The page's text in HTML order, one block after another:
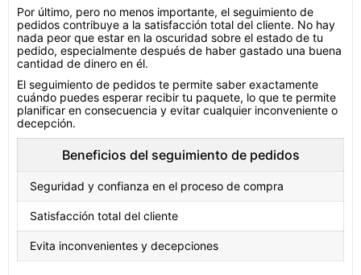
Por último, pero no menos importante, el seguimiento de
pedidos contribuye a la satisfacción total del cliente. No hay
nada peor que estar en la oscuridad sobre el estado de tu
pedido, especialmente después de haber gastado una buena
cantidad de dinero en él.
El seguimiento de pedidos te permite saber exactamente
cuándo puedes esperar recibir tu paquete, lo que te permite
planificar en consecuencia y evitar cualquier inconveniente o
decepción.
Beneficios del seguimiento de pedidos
Seguridad y confianza en el proceso de compra
Satisfacción total del cliente
Evita inconvenientes y decepciones